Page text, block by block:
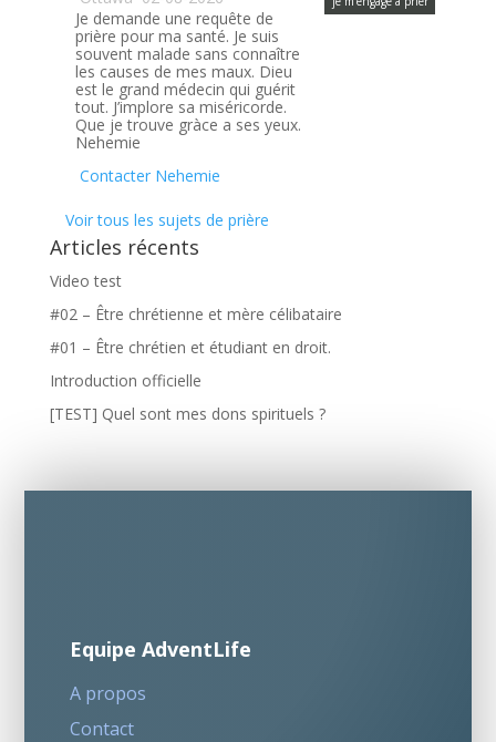
Je demande une requête de
prière pour ma santé. Je suis
souvent malade sans connaître
les causes de mes maux. Dieu
est le grand médecin qui guérit
tout. J’implore sa miséricorde.
Que je trouve gràce a ses yeux.
Nehemie
Contacter Nehemie
Voir tous les sujets de prière
Articles récents
Video test
#02 – Être chrétienne et mère célibataire
#01 – Être chrétien et étudiant en droit.
Introduction officielle
[TEST] Quel sont mes dons spirituels ?
Equipe AdventLife
A propos
Contact